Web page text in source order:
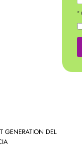
*
GENERATION DEL